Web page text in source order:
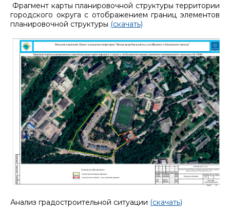
Фрагмент карты планировочной структуры территории
городского округа с отображением границ элементов
планировочной структуры (скачать)
Анализ градостроительной ситуации (скачать)